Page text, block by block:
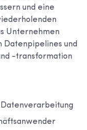
und eine
Unternehmen
Datenpipelines und
-transformation